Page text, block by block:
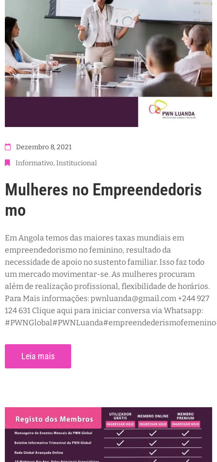
Dezembro 8, 2021
Informativo‚Institucional
Mulheres no Empreendedoris
mo
Em Angola temos das maiores taxas mundiais em
empreendedorismo no feminino, resultado da
necessidade de apoio no sustento familiar. Isso faz todo
um mercado movimentar-se. As mulheres procuram
além de realização profissional, flexibilidade de horários.
Para Mais informações: pwnluanda@gmail.com +244 927
124 631 Clique aqui para iniciar conversa via Whatsapp:
Leia mais